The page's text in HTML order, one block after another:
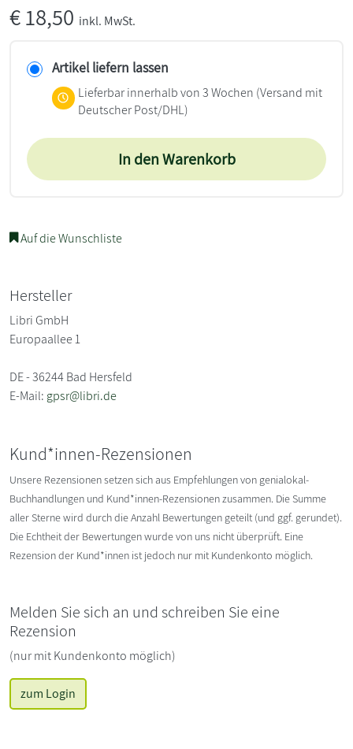
€18,50 inkl. MwSt.
Artikel liefern lassen
Lieferbar innerhalb von 3 Wochen (Versand mit
Deutscher Post/DHL)
In den Warenkorb
Auf die Wunschliste
Hersteller
Libri GmbH
Europaallee 1
DE - 36244 Bad Hersfeld
E-Mail: gpsr@libri.de
Kund*innen-Rezensionen
Unsere Rezensionen setzen sich aus Empfehlungen von genialokal-
Buchhandlungen und Kund*innen-Rezensionen zusammen. Die Summe
aller Sterne wird durch die Anzahl Bewertungen geteilt (und ggf. gerundet).
Die Echtheit der Bewertungen wurde von uns nicht überprüft. Eine
Rezension der Kund*innen ist jedoch nur mit Kundenkonto möglich.
Melden Sie sich an und schreiben Sie eine
Rezension
(nur mit Kundenkonto möglich)
zum Login